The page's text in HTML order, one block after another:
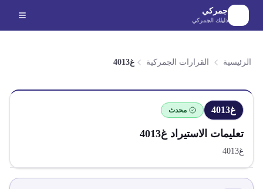
الانتقال إلى المحتوى الرئيسي
جمركي
دليلك الجمركي
الرئيسية القرارات الجمركية غ4013
غ4013 محدث
تعليمات الاستيراد غ4013
غ4013